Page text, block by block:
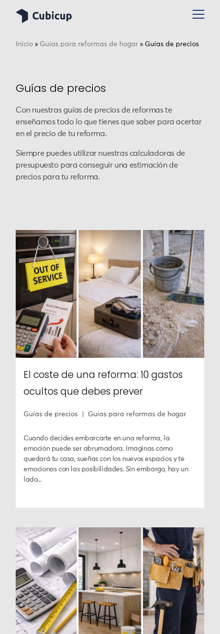
Inicio » Guías para reformas de hogar » Guías de precios
Guías de precios
Con nuestras guías de precios de reformas te
enseñamos todo lo que tienes que saber para acertar
en el precio de tu reforma.
Siempre puedes utilizar nuestras calculadoras de
presupuesto para conseguir una estimación de
precios para tu reforma.
El coste de una reforma: 10 gastos
ocultos que debes prever
Guías de precios Guías para reformas de hogar
Cuando decides embarcarte en una reforma, la
emoción puede ser abrumadora. Imaginas cómo
quedará tu casa, sueñas con los nuevos espacios y te
emocionas con las posibilidades. Sin embargo, hay un
lado...